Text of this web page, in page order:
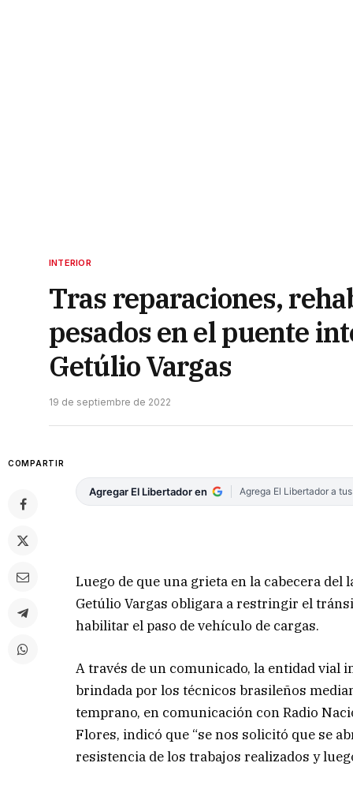
INTERIOR
Tras reparaciones,
pesados en el puente
Getúlio Vargas
19 de septiembre de 2022
COMPARTIR
Agregar El Libertador en Agrega El Libertador a
Luego de que una grieta en la cabecera
Getúlio Vargas obligara a restringir el
habilitar el paso de vehículo de cargas.
A través de un comunicado, la entidad vial
brindada por los técnicos brasileños
temprano, en comunicación con Radio
Flores, indicó que “se nos solicitó que se
resistencia de los trabajos realizados y